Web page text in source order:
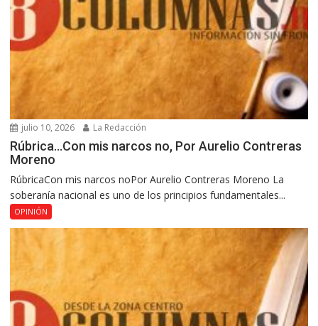
julio 10, 2026 La Redacción
Rúbrica…Con mis narcos no, Por Aurelio Contreras
Moreno
RúbricaCon mis narcos noPor Aurelio Contreras Moreno La
soberanía nacional es uno de los principios fundamentales...
OPINIÓN